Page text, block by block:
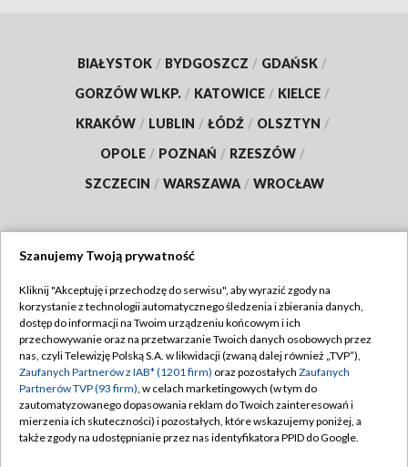
BIAŁYSTOK / BYDGOSZCZ / GDAŃSK /
GORZÓW WLKP. / KATOWICE / KIELCE /
KRAKÓW / LUBLIN / ŁÓDŹ / OLSZTYN /
OPOLE / POZNAŃ / RZESZÓW /
SZCZECIN / WARSZAWA / WROCŁAW
TVP
Abonament TVP
Emisja w TVP
Centrum informacji TVP
Naziemna Telewizja Cyfrowa
Regulamin TVP
Polityka prywatności
Moje zgody
Pomoc
Szanujemy Twoją prywatność
Kliknij "Akceptuję i przechodzę do serwisu", aby wyrazić zgody na
korzystanie z technologii automatycznego śledzenia i zbierania danych,
dostęp do informacji na Twoim urządzeniu końcowym i ich
przechowywanie oraz na przetwarzanie Twoich danych osobowych przez
nas, czyli Telewizję Polską S.A. w likwidacji (zwaną dalej również „TVP”),
Zaufanych Partnerów z IAB* (1201 firm) oraz pozostałych Zaufanych
Partnerów TVP (93 firm), w celach marketingowych (w tym do
zautomatyzowanego dopasowania reklam do Twoich zainteresowań i
mierzenia ich skuteczności) i pozostałych, które wskazujemy poniżej, a
także zgody na udostępnianie przez nas identyfikatora PPID do Google.